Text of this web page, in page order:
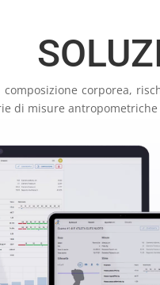
corporea,
di misure